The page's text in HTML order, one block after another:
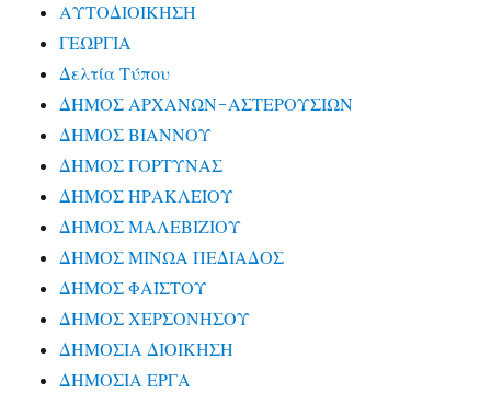
ΑΥΤΟΔΙΟΙΚΗΣΗ
ΓΕΩΡΓΙΑ
Δελτία Τύπου
ΔΗΜΟΣ ΑΡΧΑΝΩΝ-ΑΣΤΕΡΟΥΣΙΩΝ
ΔΗΜΟΣ ΒΙΑΝΝΟΥ
ΔΗΜΟΣ ΓΟΡΤΥΝΑΣ
ΔΗΜΟΣ ΗΡΑΚΛΕΙΟΥ
ΔΗΜΟΣ ΜΑΛΕΒΙΖΙΟΥ
ΔΗΜΟΣ ΜΙΝΩΑ ΠΕΔΙΑΔΟΣ
ΔΗΜΟΣ ΦΑΙΣΤΟΥ
ΔΗΜΟΣ ΧΕΡΣΟΝΗΣΟΥ
ΔΗΜΟΣΙΑ ΔΙΟΙΚΗΣΗ
ΔΗΜΟΣΙΑ ΕΡΓΑ